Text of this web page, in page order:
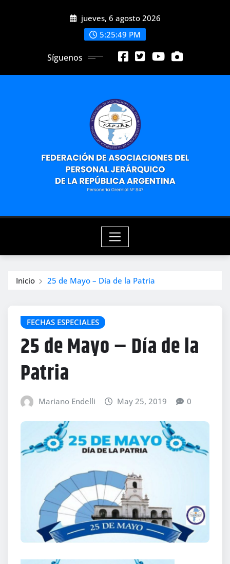
jueves, 6 agosto 2026
5:25:50 PM
Síguenos
Inicio 25 de Mayo – Día de la Patria
FECHAS ESPECIALES
25 de Mayo – Día de la
Patria
Mariano Endelli May 25, 2019 0